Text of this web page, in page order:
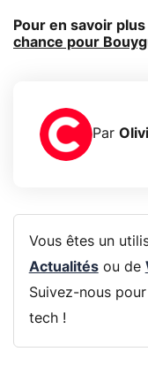
Pour en savoir plus
chance pour
Par
Vous êtes un
Actualitésou de
Suivez-nous
tech !